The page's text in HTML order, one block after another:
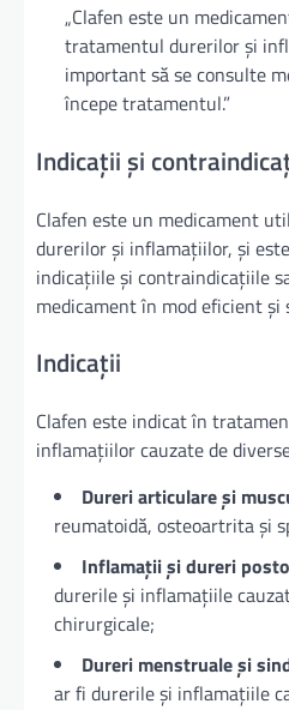
„Clafen este un
tratamentul durerilor și
important să se consulte
începe tratamentul.”
Indicații și
Clafen este un medicament
durerilor și inflamațiilor, și
indicațiile și contraindicațiile
medicament în mod eficient și
Indicații
Clafen este indicat în
inflamațiilor cauzate de
Dureri articulare și
reumatoidă, osteoartrita și
Inflamații și dureri
durerile și inflamațiile
chirurgicale;
Dureri menstruale și
ar fi durerile și inflamațiile